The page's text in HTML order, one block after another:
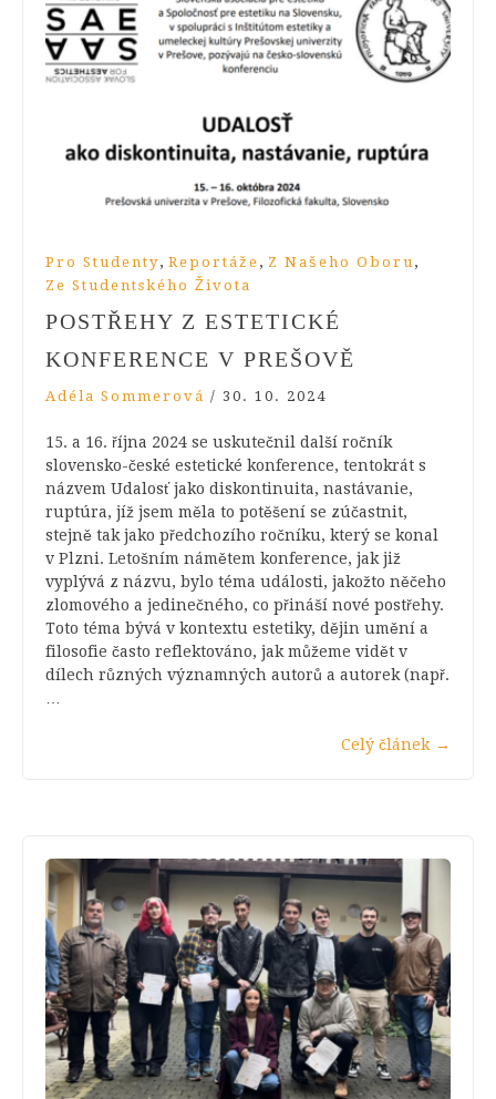
Pro Studenty, Reportáže , Z Našeho Oboru ,
Ze Studentského Života
POSTŘEHY Z ESTETICKÉ
KONFERENCE V PREŠOVĚ
Adéla Sommerová / 30. 10. 2024
15. a 16. října 2024 se uskutečnil další ročník
slovensko-české estetické konference, tentokrát s
názvem Udalosť jako diskontinuita, nastávanie,
ruptúra, jíž jsem měla to potěšení se zúčastnit,
stejně tak jako předchozího ročníku, který se konal
v Plzni. Letošním námětem konference, jak již
vyplývá z názvu, bylo téma události, jakožto něčeho
zlomového a jedinečného, co přináší nové postřehy.
Toto téma bývá v kontextu estetiky, dějin umění a
filosofie často reflektováno, jak můžeme vidět v
dílech různých významných autorů a autorek (např.
Celý článek →